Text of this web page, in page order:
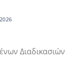
Διαδικασιών